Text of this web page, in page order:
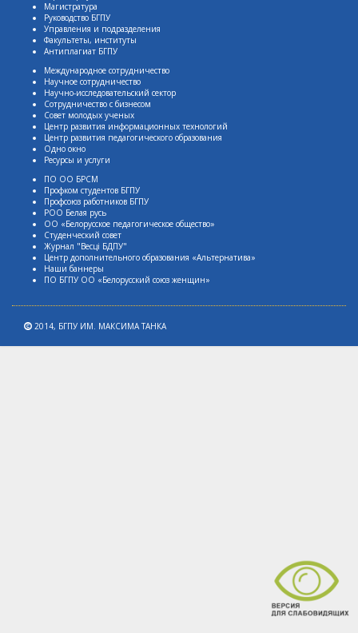
Магистратура
Руководство БГПУ
Управления и подразделения
Факультеты, институты
Антиплагиат БГПУ
Международное сотрудничество
Научное сотрудничество
Научно-исследовательский сектор
Сотрудничество с бизнесом
Совет молодых ученых
Центр развития информационных технологий
Центр развития педагогического образования
Одно окно
Ресурсы и услуги
ПО ОО БРСМ
Профком студентов БГПУ
Профсоюз работников БГПУ
РОО Белая русь
ОО «Белорусское педагогическое общество»
Студенческий совет
Журнал "Весцi БДПУ"
Центр дополнительного образования «Альтернатива»
Наши баннеры
ПО БГПУ ОО «Белорусский союз женщин»
2014, БГПУ ИМ. МАКСИМА ТАНКА